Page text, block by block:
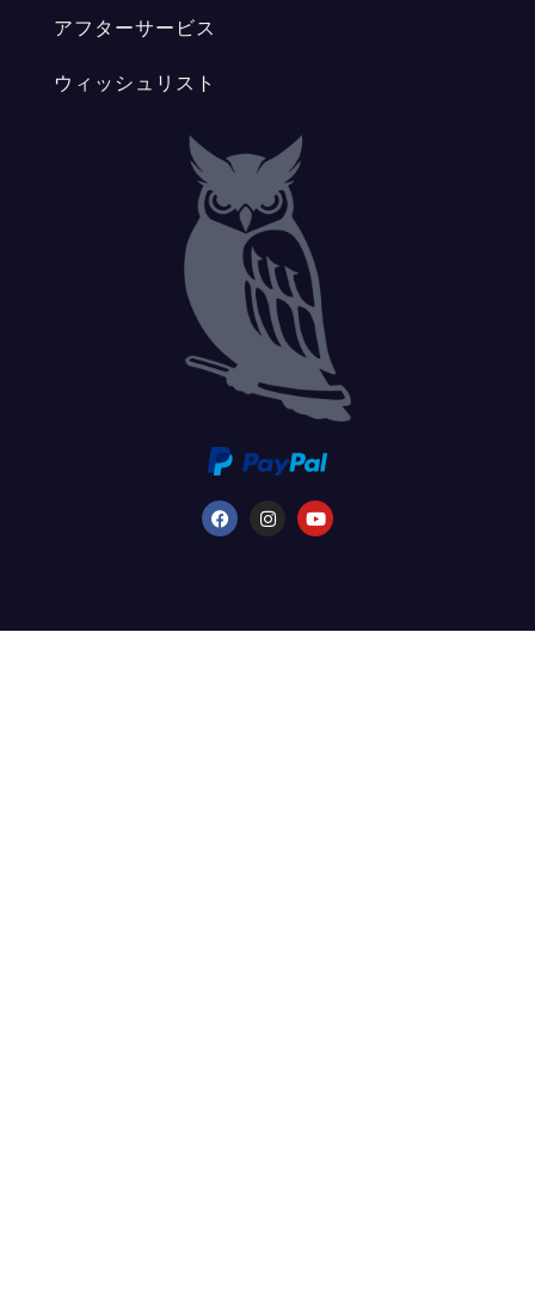
アフターサービス
ウィッシュリスト